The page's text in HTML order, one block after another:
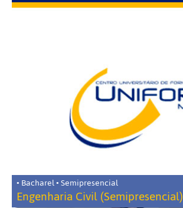
• Bacharel • Semipresencial
Engenharia Civil (Semipresencial)